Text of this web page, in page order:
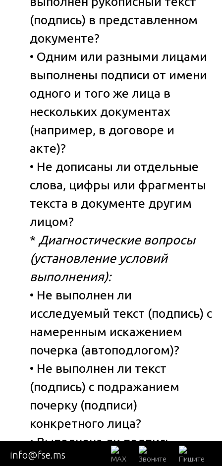
(подпись) в представленном
документе?
• Одним или разными лицами
выполнены подписи от имени
одного и того же лица в
нескольких документах
(например, в договоре и
акте)?
• Не дописаны ли отдельные
слова, цифры или фрагменты
текста в документе другим
лицом?
* Диагностические вопросы
(установление условий
выполнения):
• Не выполнен ли
исследуемый текст (подпись) с
намеренным искажением
почерка (автоподлогом)?
• Не выполнен ли текст
(подпись) с подражанием
почерку (подписи)
конкретного лица?
• Выполнена ли подпись
(текст) в необычных условиях
info@fse.ms